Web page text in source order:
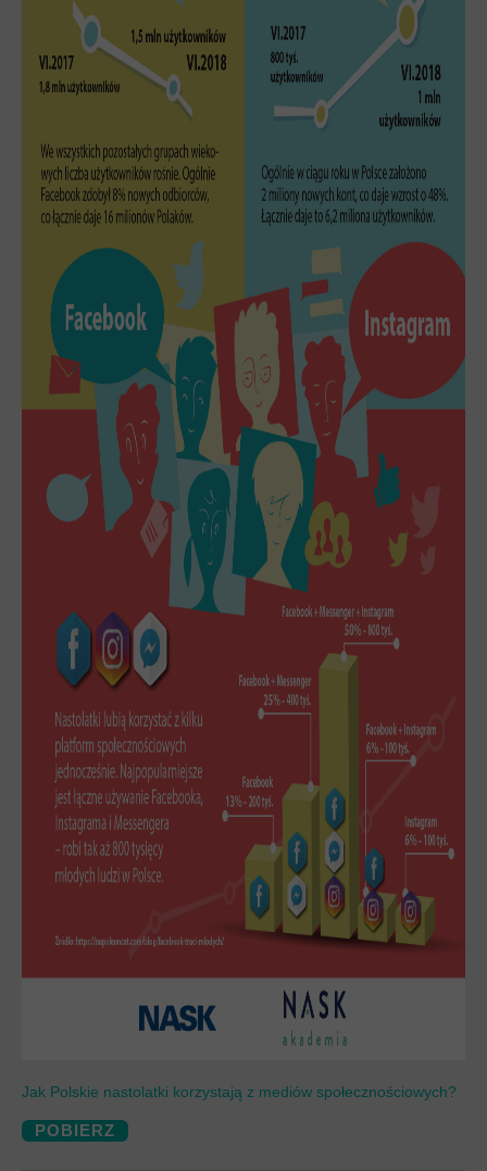
Jak Polskie nastolatki korzystają z mediów społecznościowych?
POBIERZ